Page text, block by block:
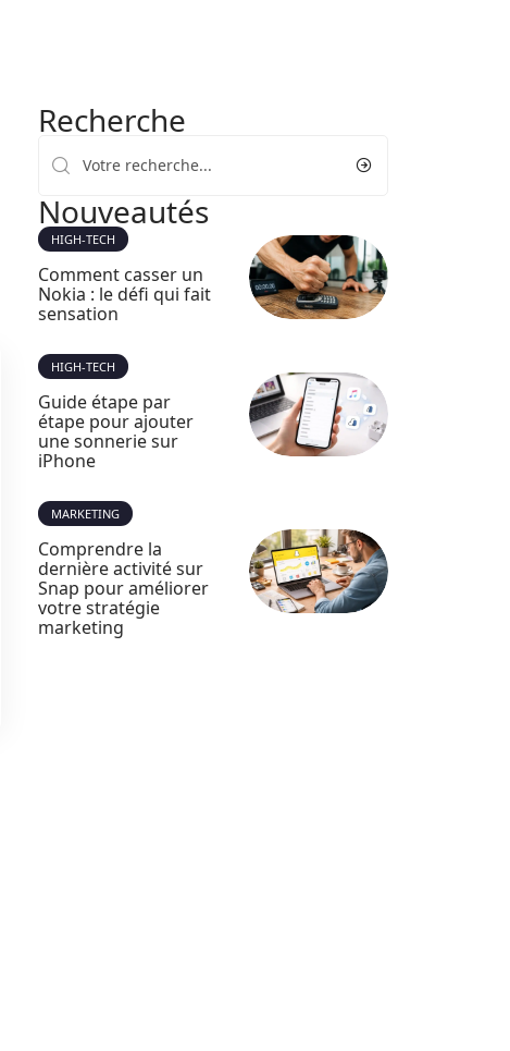
Recherche
Nouveautés
HIGH-TECH
Comment casser un
Nokia : le défi qui fait
sensation
HIGH-TECH
Guide étape par
étape pour ajouter
une sonnerie sur
iPhone
MARKETING
Comprendre la
dernière activité sur
Snap pour améliorer
votre stratégie
marketing